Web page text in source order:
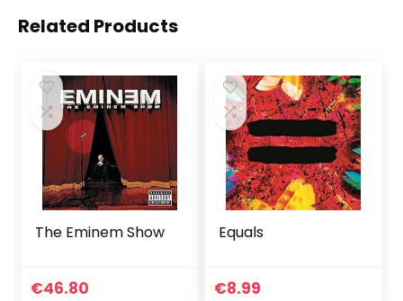
Related Products
The Eminem Show
€46.80
Equals
€8.99